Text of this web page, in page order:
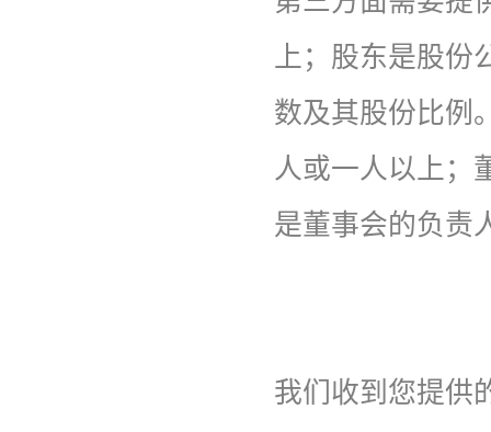
上；股东是股份
数及其股份比例
人或一人以上；
是董事会的负责
我们收到您提供